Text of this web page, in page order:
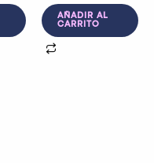
AÑADIR AL
CARRITO